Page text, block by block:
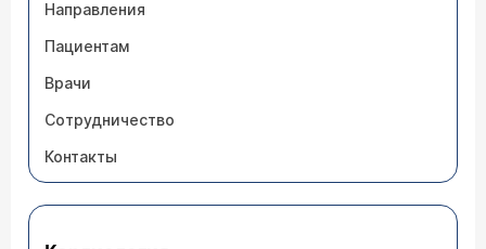
Направления
Пациентам
Врачи
Сотрудничество
Контакты